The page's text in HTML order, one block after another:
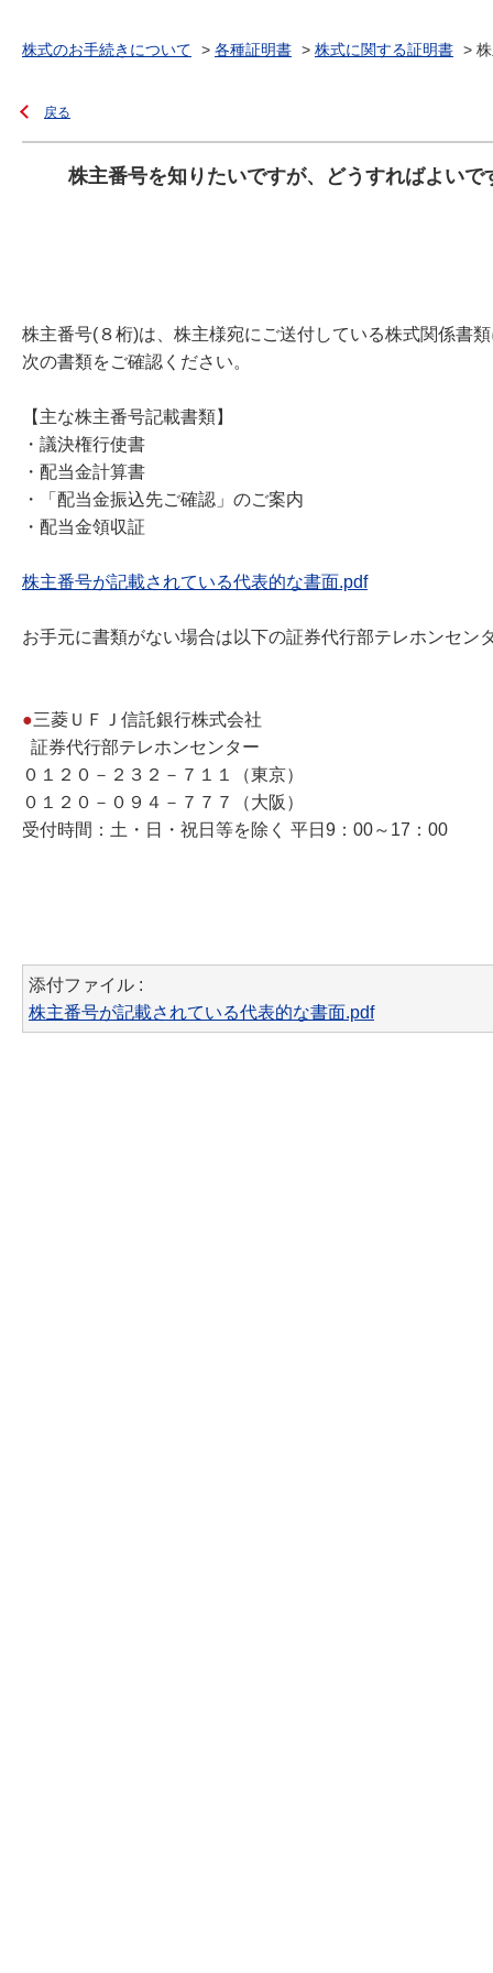
株式のお手続きについて > 各種証明書 > 株式に関する証明書 >
戻る
株主番号を知りたいですが、どうすればよいで
株主番号(８桁)は、株主様宛にご送付している株式関係書
次の書類をご確認ください。
【主な株主番号記載書類】
・議決権行使書
・配当金計算書
・「配当金振込先ご確認」のご案内
・配当金領収証
株主番号が記載されている代表的な書面.pdf
お手元に書類がない場合は以下の証券代行部テレホンセン
●三菱ＵＦＪ信託銀行株式会社
証券代行部テレホンセンター
０１２０－２３２－７１１（東京）
０１２０－０９４－７７７（大阪）
受付時間：土・日・祝日等を除く 平日9：00～17：00
添付ファイル :
株主番号が記載されている代表的な書面.pdf